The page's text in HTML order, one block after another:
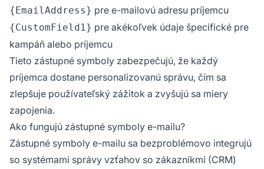
{EmailAddress} pre e-mailovú adresu príjemcu
{CustomField1} pre akékoľvek údaje špecifické pre
kampáň alebo príjemcu
Tieto zástupné symboly zabezpečujú, že každý
príjemca dostane personalizovanú správu, čím sa
zlepšuje používateľský zážitok a zvyšujú sa miery
zapojenia.
Ako fungujú zástupné symboly e-mailu?
Zástupné symboly e-mailu sa bezproblémovo integrujú
so systémami správy vzťahov so zákazníkmi (CRM)